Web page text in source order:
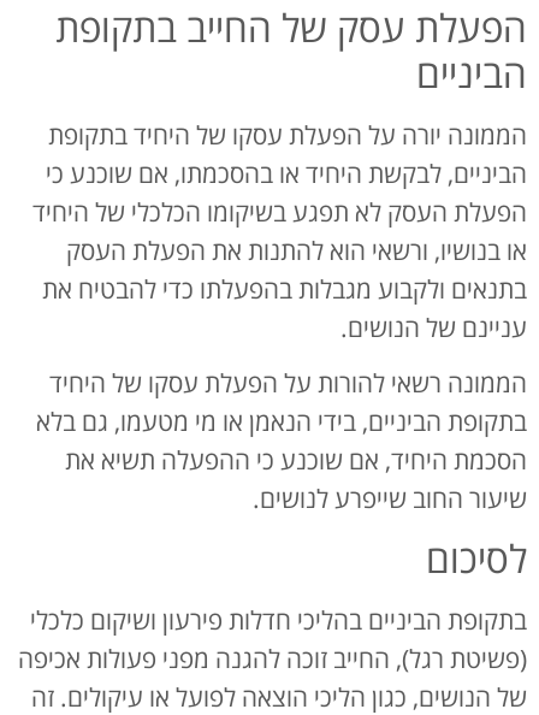
הפעלת עסק של החייב בתקופת
הביניים
הממונה יורה על הפעלת עסקו של היחיד בתקופת
הביניים, לבקשת היחיד או בהסכמתו, אם שוכנע כי
הפעלת העסק לא תפגע בשיקומו הכלכלי של היחיד
או בנושיו, ורשאי הוא להתנות את הפעלת העסק
בתנאים ולקבוע מגבלות בהפעלתו כדי להבטיח את
עניינם של הנושים.
הממונה רשאי להורות על הפעלת עסקו של היחיד
בתקופת הביניים, בידי הנאמן או מי מטעמו, גם בלא
הסכמת היחיד, אם שוכנע כי ההפעלה תשיא את
שיעור החוב שייפרע לנושים.
לסיכום
בתקופת הביניים בהליכי חדלות פירעון ושיקום כלכלי
(פשיטת רגל), החייב זוכה להגנה מפני פעולות אכיפה
של הנושים, כגון הליכי הוצאה לפועל או עיקולים. זה